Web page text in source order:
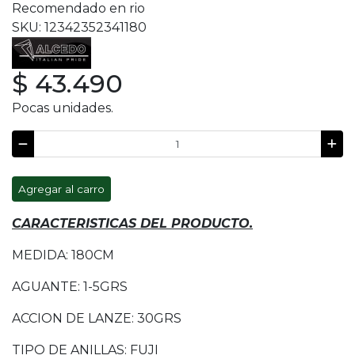
Recomendado en rio
SKU: 12342352341180
$ 43.490
Pocas unidades.
Agregar al carro
CARACTERISTICAS DEL PRODUCTO.
MEDIDA: 180CM
AGUANTE: 1-5GRS
ACCION DE LANZE: 30GRS
TIPO DE ANILLAS: FUJI